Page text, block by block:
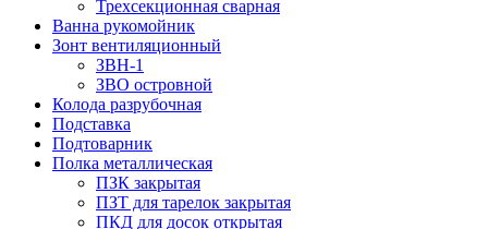
Трехсекционная сварная
Ванна рукомойник
Зонт вентиляционный
ЗВН-1
ЗВО островной
Колода разрубочная
Подставка
Подтоварник
Полка металлическая
ПЗК закрытая
ПЗТ для тарелок закрытая
ПКД для досок открытая